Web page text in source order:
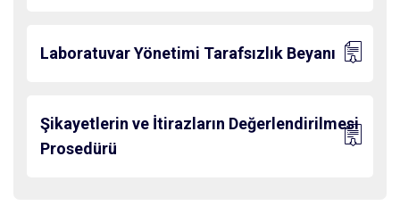
Laboratuvar Yönetimi Tarafsızlık Beyanı
Şikayetlerin ve İtirazların Değerlendirilmesi
Prosedürü